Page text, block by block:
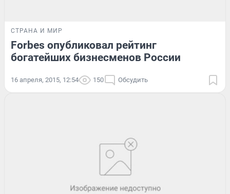
СТРАНА И МИР
Forbes опубликовал рейтинг
богатейших бизнесменов России
16 апреля, 2015, 12:54 150 Обсудить